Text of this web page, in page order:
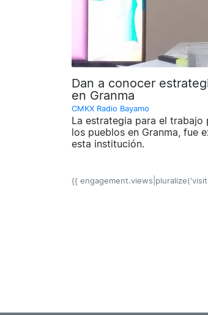
Dan a conocer
en Granma
CMKX Radio Bayamo
La estrategia para el
los pueblos en Granma, fue
esta institución.
{{